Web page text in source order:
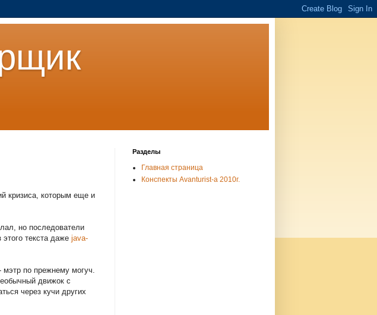
кризиса, которым еще и
но последователи
этого текста даже java-
мэтр по прежнему могуч.
движок с
через кучи других
Разделы
Главная страница
Конспекты Avanturist-а 2010г.